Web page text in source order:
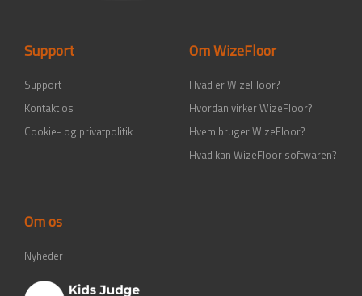
-
i
Support
Support
Kontakt os
Cookie- og privatpolitik
Om WizeFloor
Hvad er WizeFloor?
Hvordan virker WizeFloor?
Hvem bruger WizeFloor?
Hvad kan WizeFloor softwaren?
Om os
Nyheder